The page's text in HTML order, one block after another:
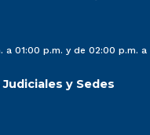
a 01:00 p.m. y de 02:00 p.m. a
y Sedes